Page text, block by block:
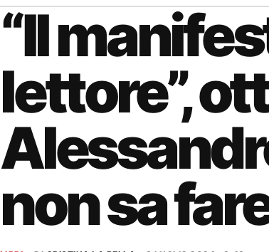
“Il
lettore”,
non sa